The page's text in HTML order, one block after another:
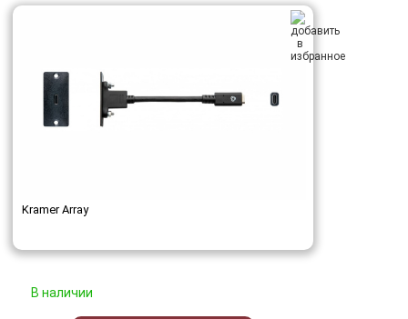
Kramer Array
В наличии